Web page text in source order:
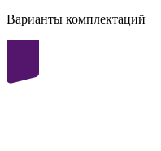
Варианты комплектаций